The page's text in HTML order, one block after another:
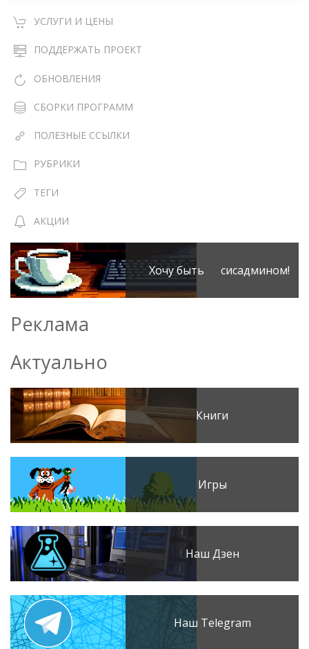
УСЛУГИ И ЦЕНЫ
ПОДДЕРЖАТЬ ПРОЕКТ
ОБНОВЛЕНИЯ
СБОРКИ ПРОГРАММ
ПОЛЕЗНЫЕ ССЫЛКИ
РУБРИКИ
ТЕГИ
АКЦИИ
Хочу быть сисадмином!
Реклама
Актуально
Книги
Игры
Наш Дзен
Наш Telegram